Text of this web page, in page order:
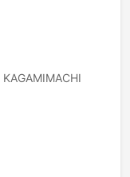
KAGAMIMACHI